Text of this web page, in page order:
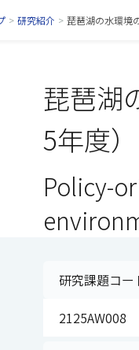
）
ます）
開きます）
> 研究紹介 > 琵琶湖の水環境
琵琶湖
5年度）
Policy-
研究課題コー
2125AW008